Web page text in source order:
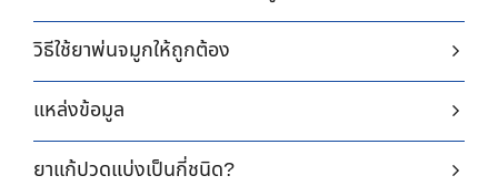
วิธีใช้ยาพ่นจมูกให้ถูกต้อง
แหล่งข้อมูล
ยาแก้ปวดแบ่งเป็นกี่ชนิด?